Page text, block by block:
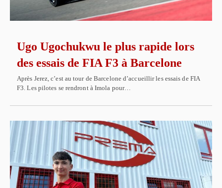
Ugo Ugochukwu le plus rapide lors
des essais de FIA F3 à Barcelone
Après Jerez, c’est au tour de Barcelone d’accueillir les essais de FIA
F3. Les pilotes se rendront à Imola pour…